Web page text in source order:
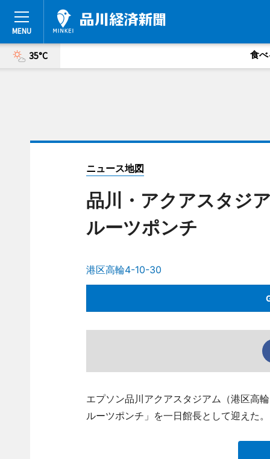
35°C 食べ
ニュース地図
品川・アクアスタジ
ルーツポンチ
港区高輪4-10-30
エプソン品川アクアスタジアム（港区高
ルーツポンチ」を一日館長として迎えた。